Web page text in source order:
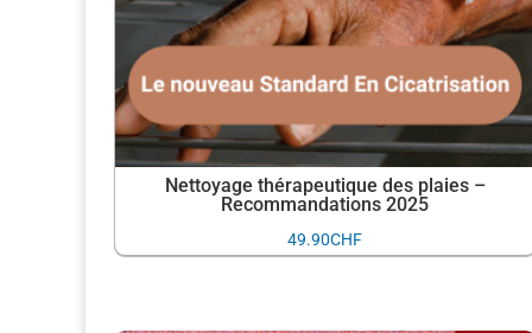
Nettoyage thérapeutique des plaies –
Recommandations 2025
49.90CHF